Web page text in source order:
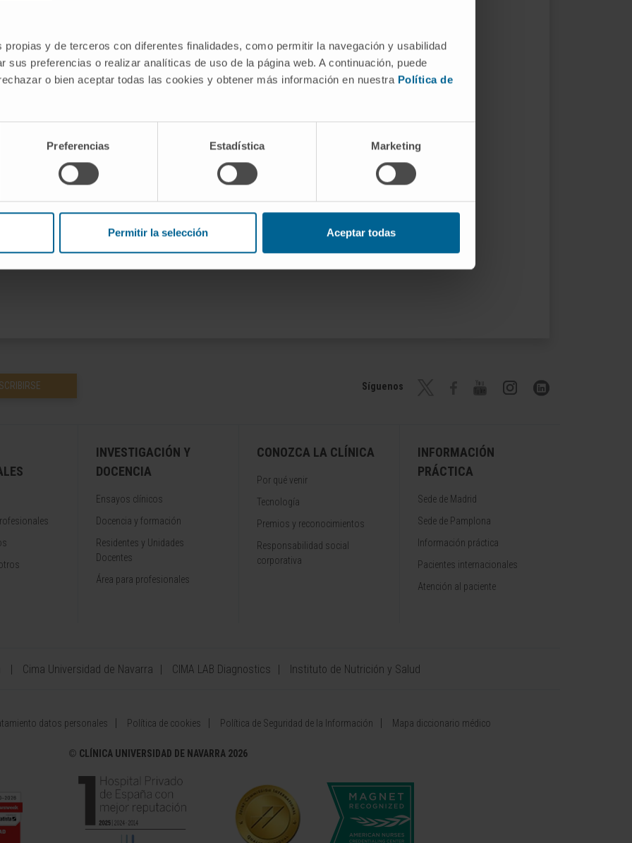
propias y de terceros con diferentes finalidades, como permitir la navegación y usabilidad
sus preferencias o realizar analíticas de uso de la página web. A continuación, puede
o bien aceptar todas las cookies y obtener más información en nuestra Política de
Preferencias Estadística Marketing
Permitir la selección Aceptar todas
publicados en revistas nacionales.
orales y escritas en congresos
con su especialidad.
Síguenos
INVESTIGACIÓN Y
DOCENCIA
Ensayos clínicos
Docencia y formación
Residentes y Unidades
Docentes
Área para profesionales
CONOZCA LA CLÍNICA
Por qué venir
Tecnología
Premios y reconocimientos
Responsabilidad social
corporativa
INFORMACIÓN
PRÁCTICA
Sede de Madrid
Sede de Pamplona
Información práctica
Pacientes internacionales
Atención al paciente
Cima Universidad de Navarra CIMA LAB Diagnostics Instituto de Nutrición y Salud
datos personales Política de cookies Política de Seguridad de la Información Mapa diccionario médico
© CLÍNICA UNIVERSIDAD DE NAVARRA 2026